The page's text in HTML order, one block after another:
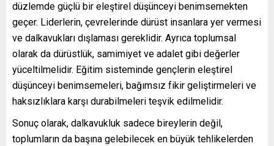
düzlemde güçlü bir eleştirel düşünceyi benimsemekten
geçer. Liderlerin, çevrelerinde dürüst insanlara yer vermesi
ve dalkavukları dışlaması gereklidir. Ayrıca toplumsal
olarak da dürüstlük, samimiyet ve adalet gibi değerler
yüceltilmelidir. Eğitim sisteminde gençlerin eleştirel
düşünceyi benimsemeleri, bağımsız fikir geliştirmeleri ve
haksızlıklara karşı durabilmeleri teşvik edilmelidir.
Sonuç olarak, dalkavukluk sadece bireylerin değil,
toplumların da başına gelebilecek en büyük tehlikelerden